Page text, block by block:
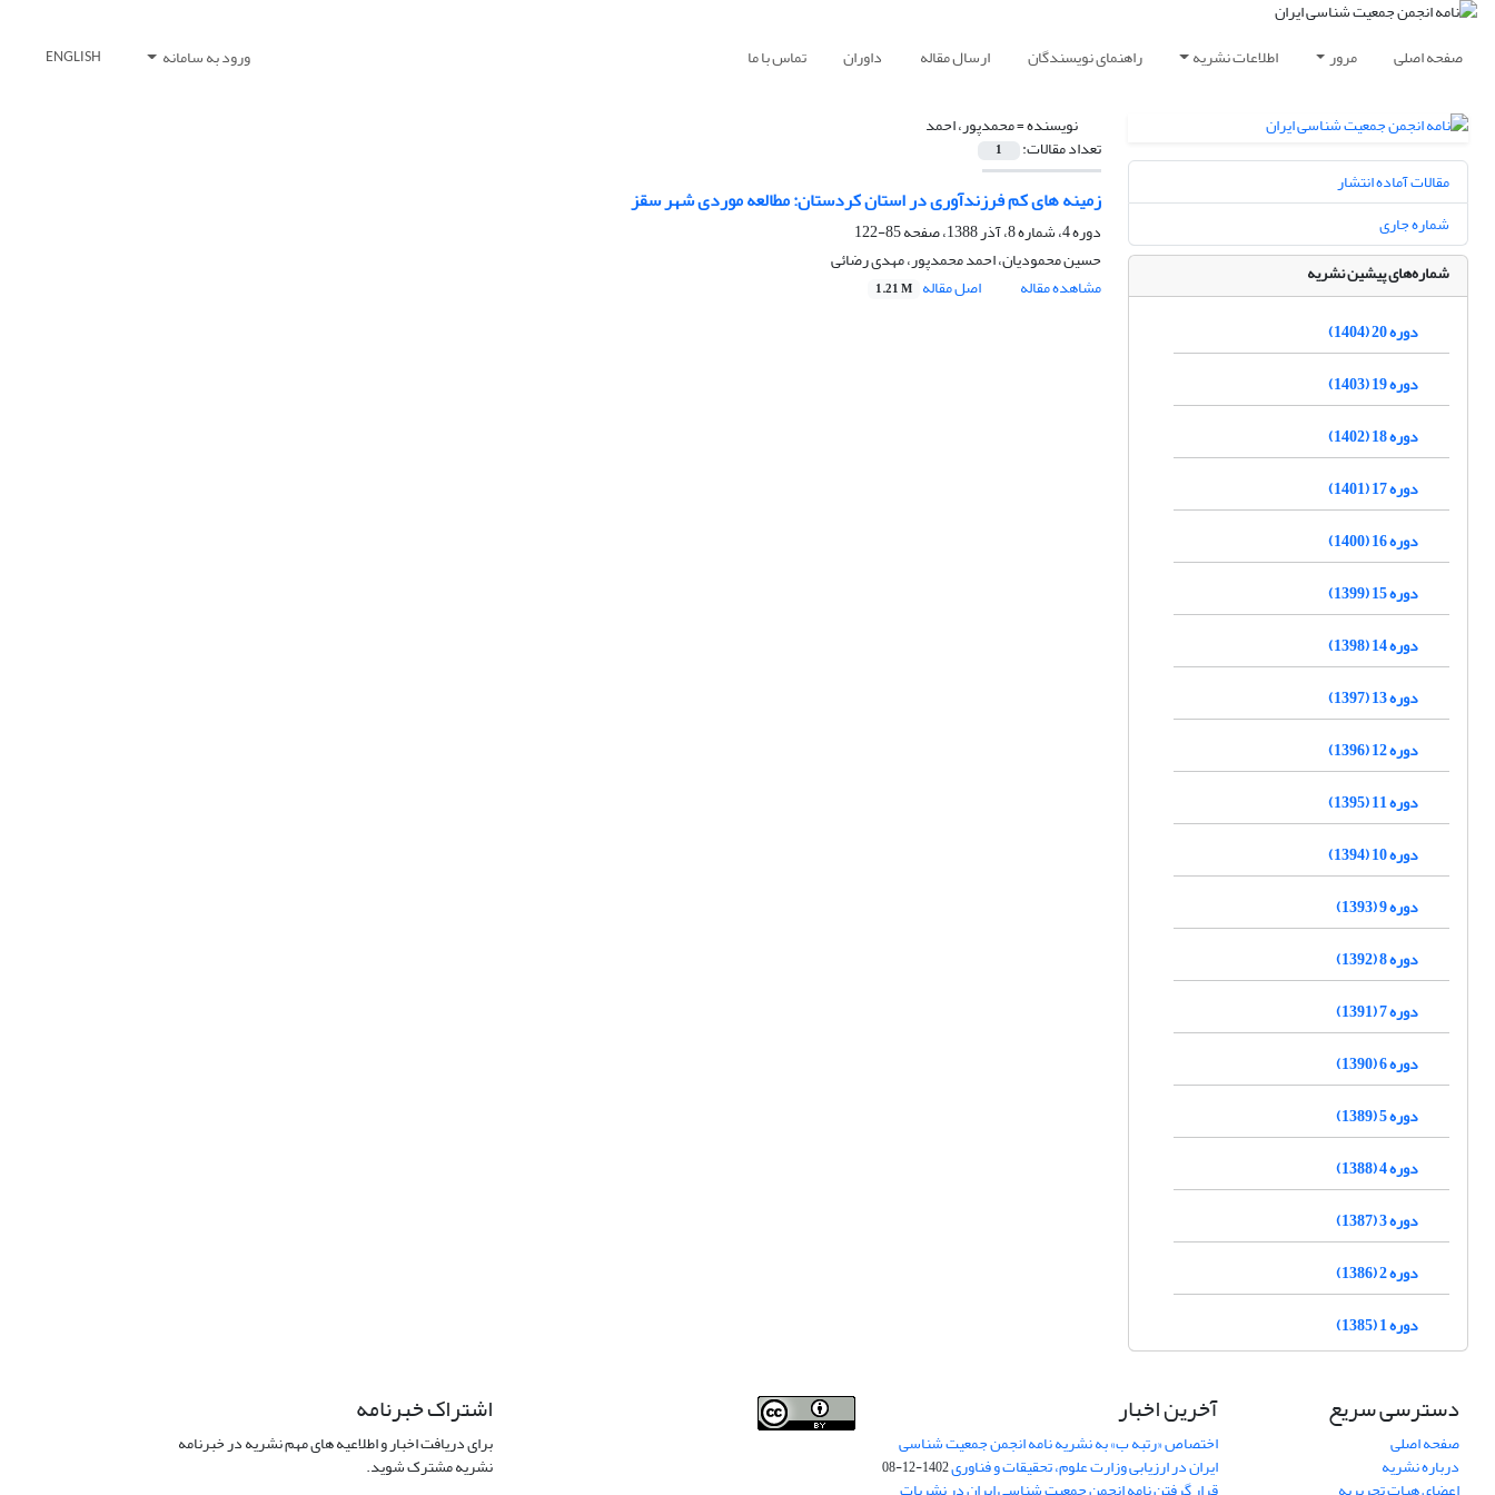
صفحه اصلی مرور اطلاعات نشریه راهنمای نویسندگان ارسال مقاله داوران تماس با ما ورود به سامانه ENGLISH
نویسنده =محمدپور، احمد
تعداد مقالات: 1
زمینه های کم فرزندآوری در استان کردستان: مطالعه موردی شهر سقز
دوره 4، شماره 8، آذر 1388، صفحه
85-122
حسین محمودیان، احمد محمدپور، مهدی رضائی
مشاهده مقاله
اصل مقاله 1.21 M
مقالات آماده انتشار
شماره جاری
شماره‌های پیشین نشریه
دوره 20 (1404)
دوره 19 (1403)
دوره 18 (1402)
دوره 17 (1401)
دوره 16 (1400)
دوره 15 (1399)
دوره 14 (1398)
دوره 13 (1397)
دوره 12 (1396)
دوره 11 (1395)
دوره 10 (1394)
دوره 9 (1393)
دوره 8 (1392)
دوره 7 (1391)
دوره 6 (1390)
دوره 5 (1389)
دوره 4 (1388)
دوره 3 (1387)
دوره 2 (1386)
دوره 1 (1385)
دسترسی سریع
صفحه اصلی
درباره نشریه
آخرین اخبار
اختصاص «رتبه ب» به نشریه نامه انجمن جمعیت شناسی
ایران در ارزیابی وزارت علوم، تحقیقات و فناوری1402-12-08
اشتراک خبرنامه
برای دریافت اخبار و اطلاعیه های مهم نشریه در خبرنامه
نشریه مشترک شوید.